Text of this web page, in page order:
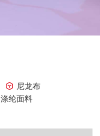
尼龙布
涤纶面料